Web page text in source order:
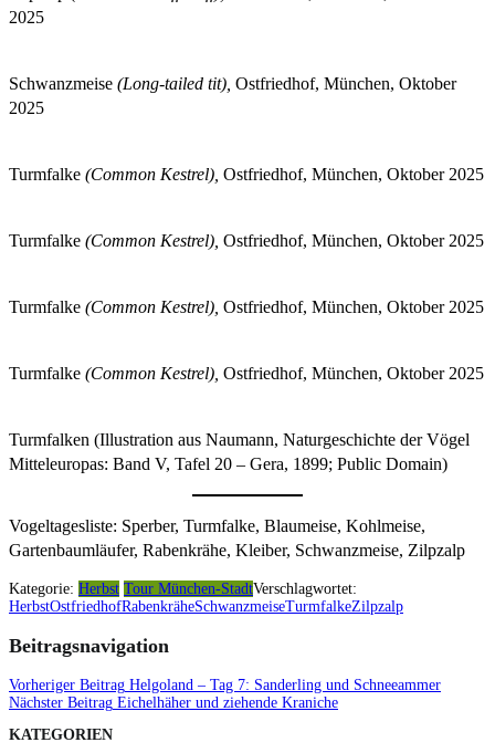
2025
Schwanzmeise (Long-tailed tit), Ostfriedhof, München, Oktober
2025
Turmfalke (Common Kestrel), Ostfriedhof, München, Oktober 2025
Turmfalke (Common Kestrel), Ostfriedhof, München, Oktober 2025
Turmfalke (Common Kestrel), Ostfriedhof, München, Oktober 2025
Turmfalke (Common Kestrel), Ostfriedhof, München, Oktober 2025
Turmfalken (Illustration aus Naumann, Naturgeschichte der Vögel
Mitteleuropas: Band V, Tafel 20 – Gera, 1899; Public Domain)
Vogeltagesliste: Sperber, Turmfalke, Blaumeise, Kohlmeise,
Gartenbaumläufer, Rabenkrähe, Kleiber, Schwanzmeise, Zilpzalp
Kategorie: Herbst Tour München-StadtVerschlagwortet:
HerbstOstfriedhofRabenkräheSchwanzmeiseTurmfalkeZilpzalp
Beitragsnavigation
Vorheriger Beitrag Helgoland – Tag 7: Sanderling und Schneeammer
Nächster Beitrag Eichelhäher und ziehende Kraniche
KATEGORIEN